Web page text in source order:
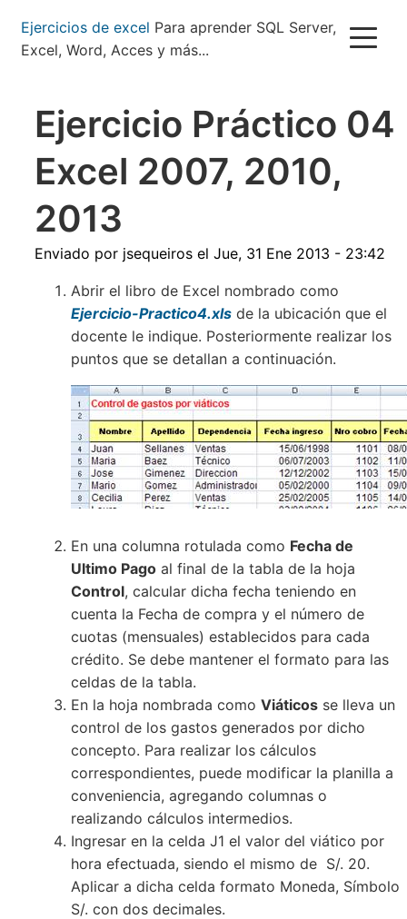
Pasar
contenido
Ejercicios de excel Para aprender SQL Server,
Excel, Word, Acces y más...
Ejercicio Práctico 04
Excel 2007, 2010,
2013
Enviado por jsequeiros el Jue, 31 Ene 2013 - 23:42
Abrir el libro de Excel nombrado como
Ejercicio-Practico4.xls de la ubicación que el
docente le indique. Posteriormente realizar los
puntos que se detallan a continuación.
En una columna rotulada como Fecha de
Ultimo Pago al final de la tabla de la hoja
Control, calcular dicha fecha teniendo en
cuenta la Fecha de compra y el número de
cuotas (mensuales) establecidos para cada
crédito. Se debe mantener el formato para las
celdas de la tabla.
En la hoja nombrada como Viáticos se lleva un
control de los gastos generados por dicho
concepto. Para realizar los cálculos
correspondientes, puede modificar la planilla a
conveniencia, agregando columnas o
realizando cálculos intermedios.
Ingresar en la celda J1 el valor del viático por
hora efectuada, siendo el mismo de S/. 20.
Aplicar a dicha celda formato Moneda, Símbolo
S/. con dos decimales.